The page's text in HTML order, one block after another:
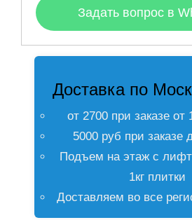
Задать вопрос в
Доставка по
от 2700 при заказе от
5000 руб при заказе
Подъем на этаж с
1кг плитки
Доставляем во все